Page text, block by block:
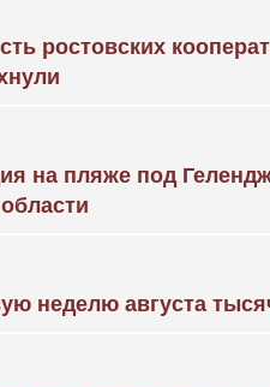
ростовских
на пляже под
неделю августа